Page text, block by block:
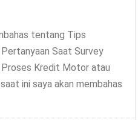
tentang Tips
Saat Survey
Kredit Motor atau
ini saya akan membahas